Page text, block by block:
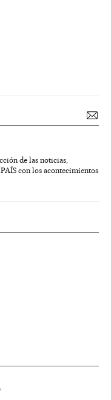
de las noticias,
con los acontecimientos